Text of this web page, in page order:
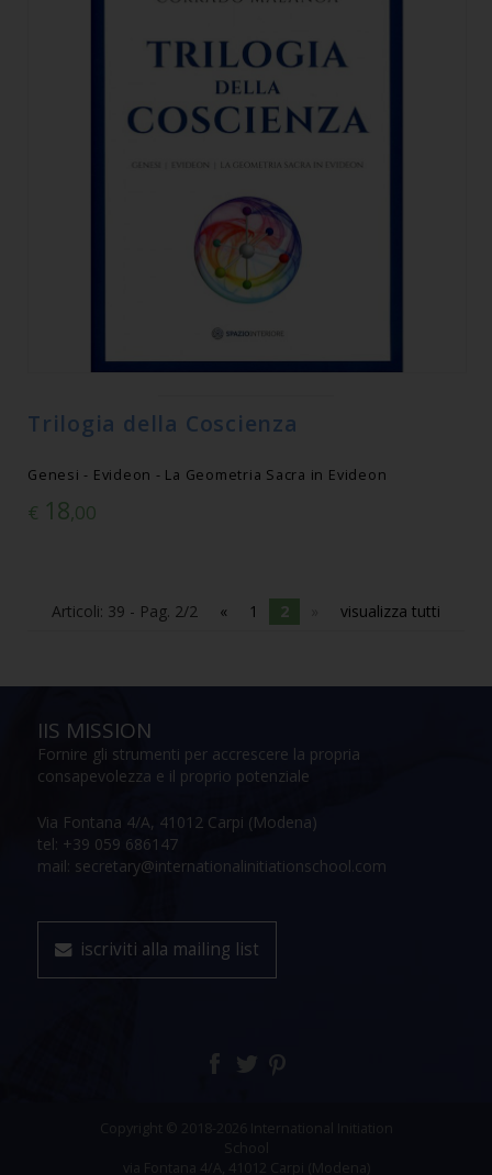
Trilogia della Coscienza
Genesi - Evideon - La Geometria Sacra in Evideon
€ 18,00
Articoli: 39 - Pag. 2/2 « 1 2 visualizza tutti
IIS MISSION
Fornire gli strumenti per accrescere la propria
consapevolezza e il proprio potenziale
Via Fontana 4/A, 41012 Carpi (Modena)
tel: +39 059 686147
mail: secretary@internationalinitiationschool.com
iscriviti alla mailing list
Copyright © 2018-2026 International Initiation
School
via Fontana 4/A, 41012 Carpi (Modena)